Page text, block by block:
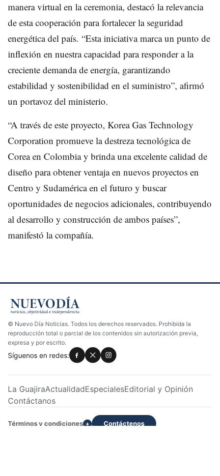
manera virtual en la ceremonia, destacó la relevancia
de esta cooperación para fortalecer la seguridad
energética del país. “Esta iniciativa marca un punto de
inflexión en nuestra capacidad para responder a la
creciente demanda de energía, garantizando
estabilidad y sostenibilidad en el suministro”, afirmó
un portavoz del ministerio.
“A través de este proyecto, Korea Gas Technology
Corporation promueve la destreza tecnológica de
Corea en Colombia y brinda una excelente calidad de
diseño para obtener ventaja en nuevos proyectos en
Centro y Sudamérica en el futuro y buscar
oportunidades de negocios adicionales, contribuyendo
al desarrollo y construcción de ambos países”,
manifestó la compañía.
© Nuevo Día Noticias. Todos los derechos reservados. Prohibida la
reproducción total o parcial de los contenidos sin autorización previa,
expresa y por escrito.
Síguenos en redes:
La GuajiraActualidadEspecialesEditorial y Opinión
Contáctanos
Términos y condiciones +
Contáctenos